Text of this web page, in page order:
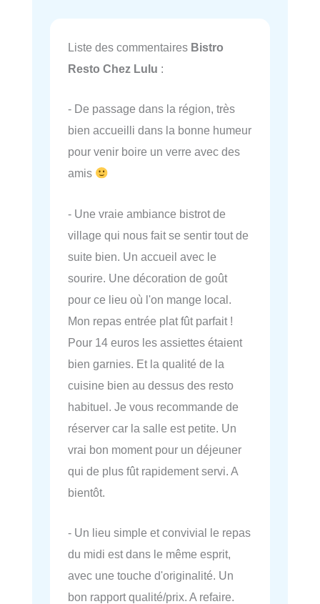
Liste des commentaires Bistro
Resto Chez Lulu :
- De passage dans la région, très
bien accueilli dans la bonne humeur
pour venir boire un verre avec des
amis
- Une vraie ambiance bistrot de
village qui nous fait se sentir tout de
suite bien. Un accueil avec le
sourire. Une décoration de goût
pour ce lieu où l'on mange local.
Mon repas entrée plat fût parfait !
Pour 14 euros les assiettes étaient
bien garnies. Et la qualité de la
cuisine bien au dessus des resto
habituel. Je vous recommande de
réserver car la salle est petite. Un
vrai bon moment pour un déjeuner
qui de plus fût rapidement servi. A
bientôt.
- Un lieu simple et convivial le repas
du midi est dans le même esprit,
avec une touche d'originalité. Un
bon rapport qualité/prix. A refaire.